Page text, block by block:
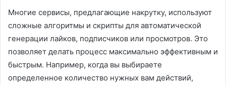
Многие сервисы, предлагающие накрутку, используют
сложные алгоритмы и скрипты для автоматической
генерации лайков, подписчиков или просмотров. Это
позволяет делать процесс максимально эффективным и
быстрым. Например, когда вы выбираете
определенное количество нужных вам действий,